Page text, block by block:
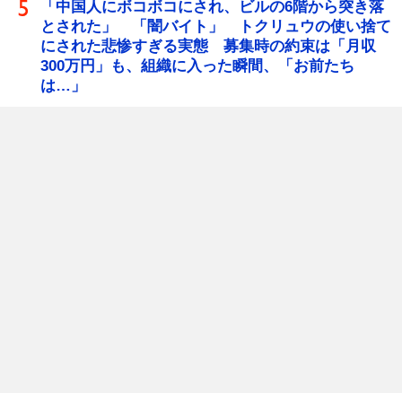
「中国人にボコボコにされ、ビルの6階から突き落
とされた」 「闇バイト」 トクリュウの使い捨て
にされた悲惨すぎる実態 募集時の約束は「月収
300万円」も、組織に入った瞬間、「お前たち
は…」